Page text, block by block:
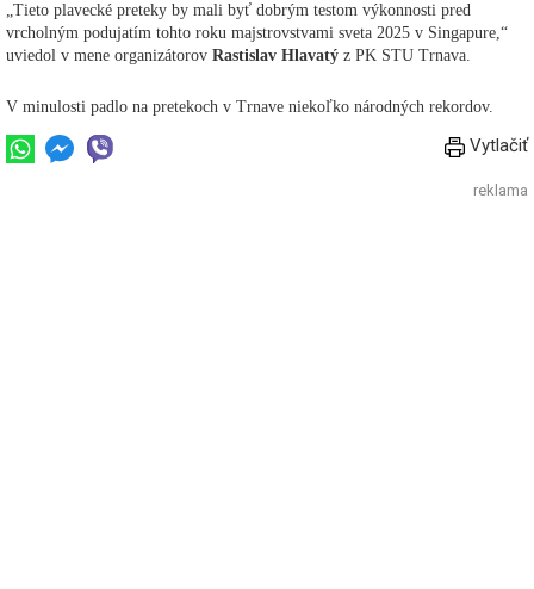
„Tieto plavecké preteky by mali byť dobrým testom výkonnosti pred
vrcholným podujatím tohto roku majstrovstvami sveta 2025 v Singapure,“
uviedol v mene organizátorov Rastislav Hlavatý z PK STU Trnava.
V minulosti padlo na pretekoch v Trnave niekoľko národných rekordov.
Vytlačiť
reklama